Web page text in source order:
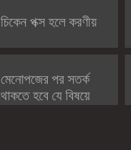
চিকেন পক্স হলে করণীয়
মেনোপজের পর সতর্ক
থাকতে হবে যে বিষয়ে